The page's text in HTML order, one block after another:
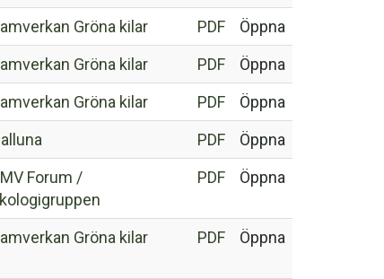
Gröna kilar PDF
Öppna
Gröna kilar PDF
Öppna
Gröna kilar PDF
Öppna
PDF
Öppna
Forum /
PDF Öppna
Gröna kilar PDF Öppna